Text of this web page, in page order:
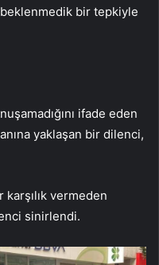
bir tepkiyle
ifade eden
yaklaşan bir dilenci,
karşılık vermeden
sinirlendi.